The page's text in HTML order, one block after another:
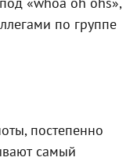
по группе
постепенно
самый